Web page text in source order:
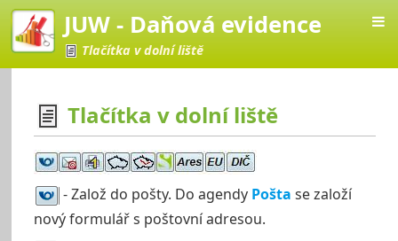
JUW - Daňová evidence
Tlačítka v dolní liště
evidence
Tlačítka v dolní liště
- Založ do pošty. Do agendy Pošta se založí
nový formulář s poštovní adresou.